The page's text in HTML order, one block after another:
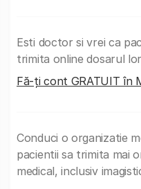
Esti doctor si vrei ca
trimita online dosarul
Fă-ți cont GRATUIT în
Conduci o organizatie
pacientii sa trimita mai
medical, inclusiv